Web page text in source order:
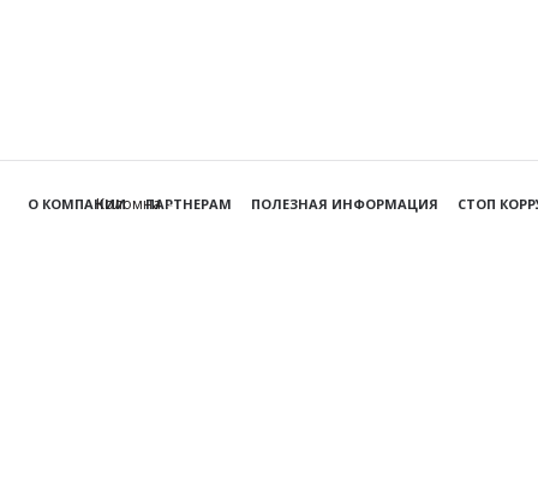
Коломна
О КОМПАНИИ ПАРТНЕРАМ ПОЛЕЗНАЯ ИНФОРМАЦИЯ СТОП